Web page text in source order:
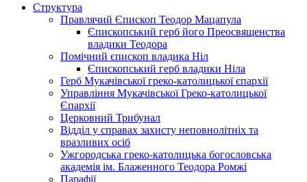
Структура
Правлячий Єпископ Теодор Мацапула
Єпископський герб його Преосвященства
владики Теодора
Помічний єпископ владика Ніл
Єпископський герб владики Ніла
Герб Мукачівської греко-католицької єпархії
Управління Мукачівської Греко-католицької
Єпархії
Церковний Трибунал
Відділ у справах захисту неповнолітніх та
вразливих осіб
Ужгородська греко-католицька богословська
академія ім. Блаженного Теодора Ромжі
Парафії